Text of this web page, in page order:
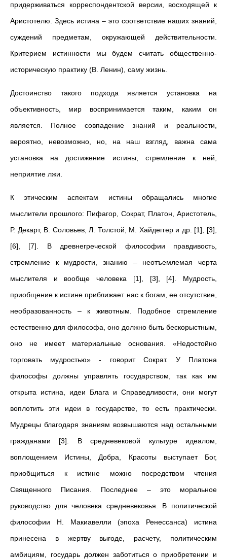
придерживаться корреспондентской версии, восходящей к
Аристотелю. Здесь истина – это соответствие наших знаний,
суждений предметам, окружающей действительности.
Критерием истинности мы будем считать общественно-
историческую практику (В. Ленин), саму жизнь.
Достоинство такого подхода является установка на
объективность, мир воспринимается таким, каким он
является. Полное совпадение знаний и реальности,
вероятно, невозможно, но, на наш взгляд, важна сама
установка на достижение истины, стремление к ней,
неприятие лжи.
К этическим аспектам истины обращались многие
мыслители прошлого: Пифагор, Сократ, Платон, Аристотель,
Р. Декарт, В. Соловьев, Л. Толстой, М. Хайдеггер и др. [1], [3],
[6], [7]. В древнегреческой философии правдивость,
стремление к мудрости, знанию – неотъемлемая черта
мыслителя и вообще человека [1], [3], [4]. Мудрость,
приобщение к истине приближает нас к богам, ее отсутствие,
необразованность – к животным. Подобное стремление
естественно для философа, оно должно быть бескорыстным,
оно не имеет материальные основания. «Недостойно
торговать мудростью» - говорит Сократ. У Платона
философы должны управлять государством, так как им
открыта истина, идеи Блага и Справедливости, они могут
воплотить эти идеи в государстве, то есть практически.
Мудрецы благодаря знаниям возвышаются над остальными
гражданами [3]. В средневековой культуре идеалом,
воплощением Истины, Добра, Красоты выступает Бог,
приобщиться к истине можно посредством чтения
Священного Писания. Последнее – это моральное
руководство для человека средневековья. В политической
философии Н. Макиавелли (эпоха Ренессанса) истина
принесена в жертву выгоде, расчету, политическим
амбициям, государь должен заботиться о приобретении и